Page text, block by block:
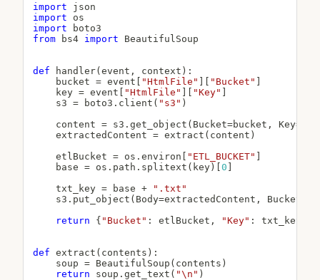
import
import
import
from bs4 import BeautifulSoup
def handler( event , context ) :
    bucket
= event "HtmlFile" "Bucket"
    key
= event "HtmlFile" "Key"
    s3
= boto3 . client ( "s3" )
    content
= s3 . get_object ( Bucket=bucket , Key=
    extractedContent
= extract ( content )
    etlBucket
= os . environ "ETL_BUCKET"
    base
= os . path . splitext ( key) 0
    txt_key
= base +
".txt"
    s3
. put_object ( Body=extractedContent , Bucket
return
{ "Bucket" : etlBucket , "Key" : txt_key
def extract ( contents ) :
    soup
= BeautifulSoup ( contents )
return soup . get_text ( "\n" )